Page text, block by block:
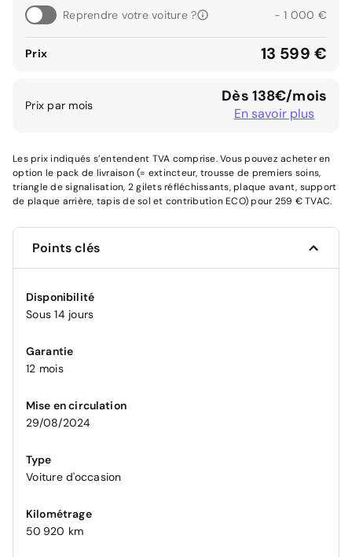
Reprendre votre voiture ? - 1 000 €
Prix 13 599 €
Prix par mois Dès 138€/mois
En savoir plus
Les prix indiqués s’entendent TVA comprise. Vous pouvez acheter en
option le pack de livraison (= extincteur, trousse de premiers soins,
triangle de signalisation, 2 gilets réfléchissants, plaque avant, support
de plaque arrière, tapis de sol et contribution ECO) pour 259 € TVAC.
Points clés
Disponibilité
Sous 14 jours
Garantie
12 mois
Mise en circulation
29/08/2024
Type
Voiture d'occasion
Kilométrage
50 920 km